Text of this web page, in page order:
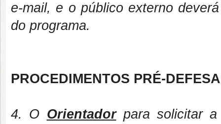
e-mail, e o público externo
do programa.
PROCEDIMENTOS PRÉ-DEFESA
4. O Orientadorpara solicitar a